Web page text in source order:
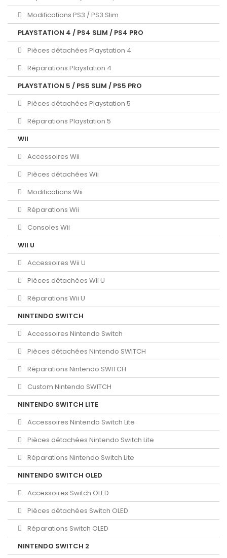
Modifications PS3 / PS3 Slim
PLAYSTATION 4 / PS4 SLIM / PS4 PRO
Pièces détachées Playstation 4
Réparations Playstation 4
PLAYSTATION 5 / PS5 SLIM / PS5 PRO
Pièces détachées Playstation 5
Réparations Playstation 5
WII
Accessoires Wii
Pièces détachées Wii
Modifications Wii
Réparations Wii
Consoles Wii
WII U
Accessoires Wii U
Pièces détachées Wii U
Réparations Wii U
NINTENDO SWITCH
Accessoires Nintendo Switch
Pièces détachées Nintendo SWITCH
Réparations Nintendo SWITCH
Custom Nintendo SWITCH
NINTENDO SWITCH LITE
Accessoires Nintendo Switch Lite
Pièces détachées Nintendo Switch Lite
Réparations Nintendo Switch Lite
NINTENDO SWITCH OLED
Accessoires Switch OLED
Pièces détachées Switch OLED
Réparations Switch OLED
NINTENDO SWITCH 2